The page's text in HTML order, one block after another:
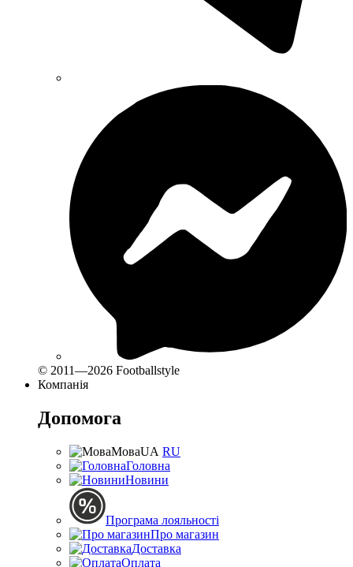
© 2011—2026 Footballstyle
Компанія
Допомога
МоваUA RU
Головна
Новини
Програма лояльності
Про магазин
Доставка
Оплата